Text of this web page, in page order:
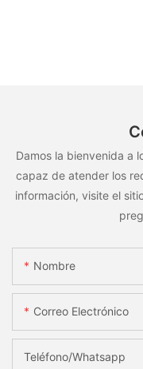
Damos la bienvenida a
capaz de atender los
información, visite el
Nombre
Correo Electrónico
Teléfono/whatsapp